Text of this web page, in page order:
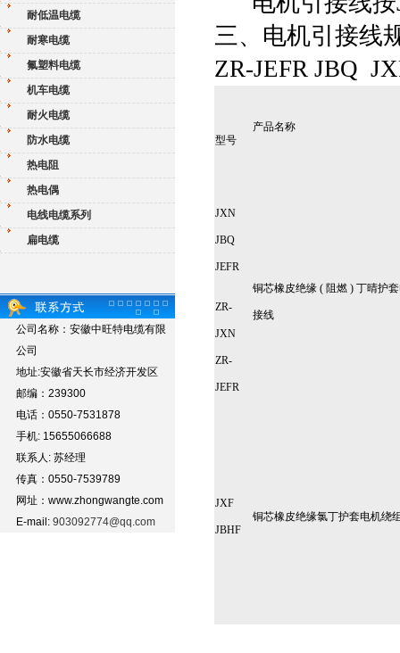
耐低温电缆
耐寒电缆
氟塑料电缆
机车电缆
耐火电缆
防水电缆
热电阻
热电偶
电线电缆系列
扁电缆
公司名称：安徽中旺特电缆有限
公司
地址:安徽省天长市经济开发区
邮编：239300
电话：0550-7531878
手机: 15655066688
联系人: 苏经理
传真：0550-7539789
网址：www.zhongwangte.com
E-mail: 903092774@qq.com
三、电机引接线
ZR-JEFR JBQ
型号
产品名称
JXN
JBQ
JEFR
铜芯橡皮绝缘 ( 阻燃 ) 丁晴护
接线
ZR-
JXN
ZR-
JEFR
JXF
JBHF
铜芯橡皮绝缘氯丁护套电机绕